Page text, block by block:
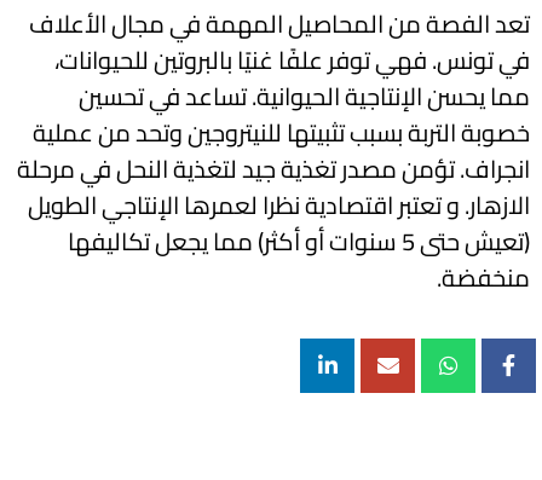
تعد الفصة من المحاصيل المهمة في مجال الأعلاف
في تونس. فهي توفر علفًا غنيًا بالبروتين للحيوانات،
مما يحسن الإنتاجية الحيوانية. تساعد في تحسين
خصوبة التربة بسبب تثبيتها للنيتروجين وتحد من عملية
انجراف. تؤمن مصدر تغذية جيد لتغذية النحل في مرحلة
الازهار. و تعتبر اقتصادية نظرا لعمرها الإنتاجي الطويل
(تعيش حتى 5 سنوات أو أكثر) مما يجعل تكاليفها
منخفضة.